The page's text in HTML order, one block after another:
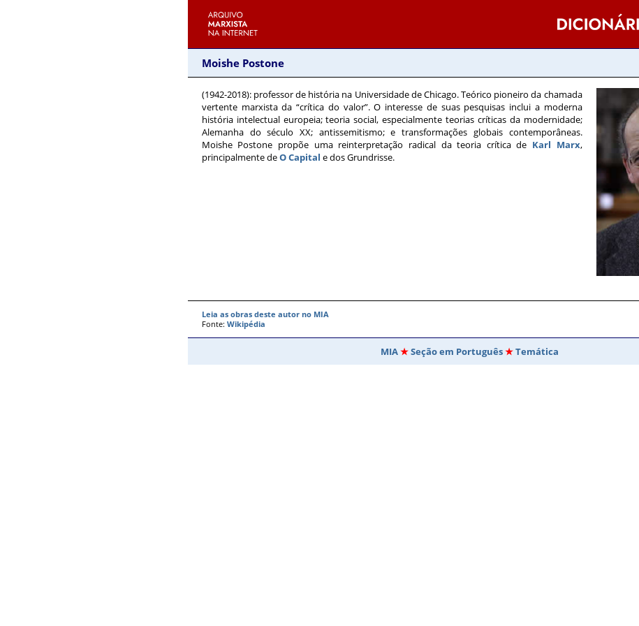
Moishe Postone
(1942-2018): professor de história na Universidade de Chicago. Teórico pioneiro da chamada
vertente marxista da “crítica do valor”. O interesse de suas pesquisas inclui a moderna
história intelectual europeia; teoria social, especialmente teorias críticas da modernidade;
Alemanha do século XX; antissemitismo; e transformações globais contemporâneas.
Moishe Postone propõe uma reinterpretação radical da teoria crítica de Karl Marx,
principalmente deO Capital e dos Grundrisse.
Leia as obras deste autor no MIA
Fonte: Wikipédia
MIA Seção em Português Temática